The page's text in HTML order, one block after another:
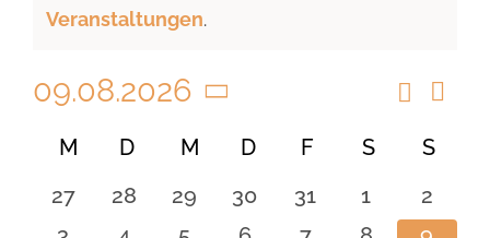
Veranstaltungen.
Suche
Suche
Monat
09.08.2026
Datum
wählen.
Kalender
von
Veranstaltungen
M MONTAG
D DIENSTAG
M MITTWOCH
D DONNERSTAG
F FREITAG
SSAMSTAG
S
0
Veranstaltungen
27
0
Veranstaltungen
28
0
Veranstaltungen
29
0
Veranstaltungen
30
0
Veranstaltungen
31
0
1
0
2